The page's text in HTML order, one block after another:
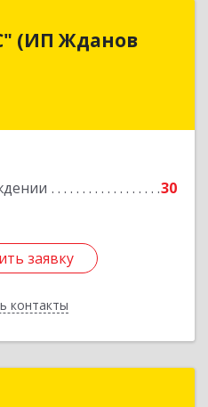
(ИП Жданов
30
заявку
контакты
Озерский р-н, Озеры г,
заявку